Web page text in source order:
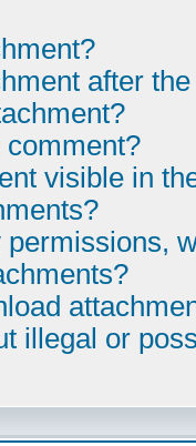
after
comment?
visible in
illegal or